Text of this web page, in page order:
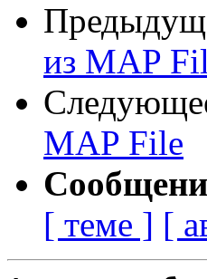
из MAP
MAP File
[ теме ] [